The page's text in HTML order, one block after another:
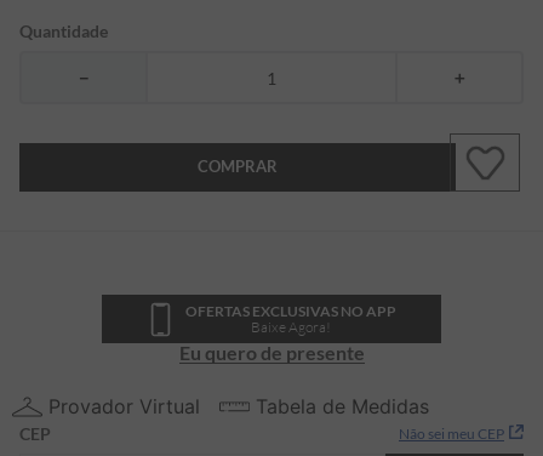
Quantidade
＋
－
COMPRAR
OFERTAS EXCLUSIVAS NO APP
Baixe Agora!
Eu quero de presente
Provador Virtual Tabela de Medidas
CEP Não sei meu CEP